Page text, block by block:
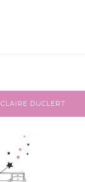
CLAIRE DUCLERT